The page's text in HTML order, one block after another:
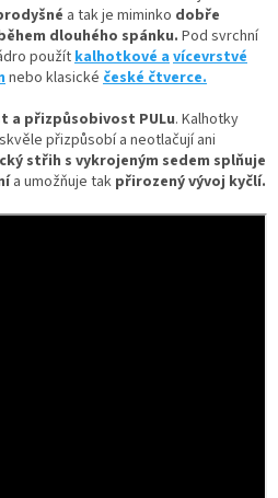
a tak je miminko dobře
dlouhého spánku. Pod svrchní
použítkalhotkové avícevrstvé
nebo klasické české čtverce.
a přizpůsobivost PULu. Kalhotky
přizpůsobí a neotlačují ani
střih s vykrojeným sedem splňuje
a umožňuje tak přirozený vývoj kyčlí.